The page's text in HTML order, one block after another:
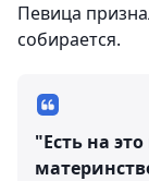
Певица
собирается.
"Есть на